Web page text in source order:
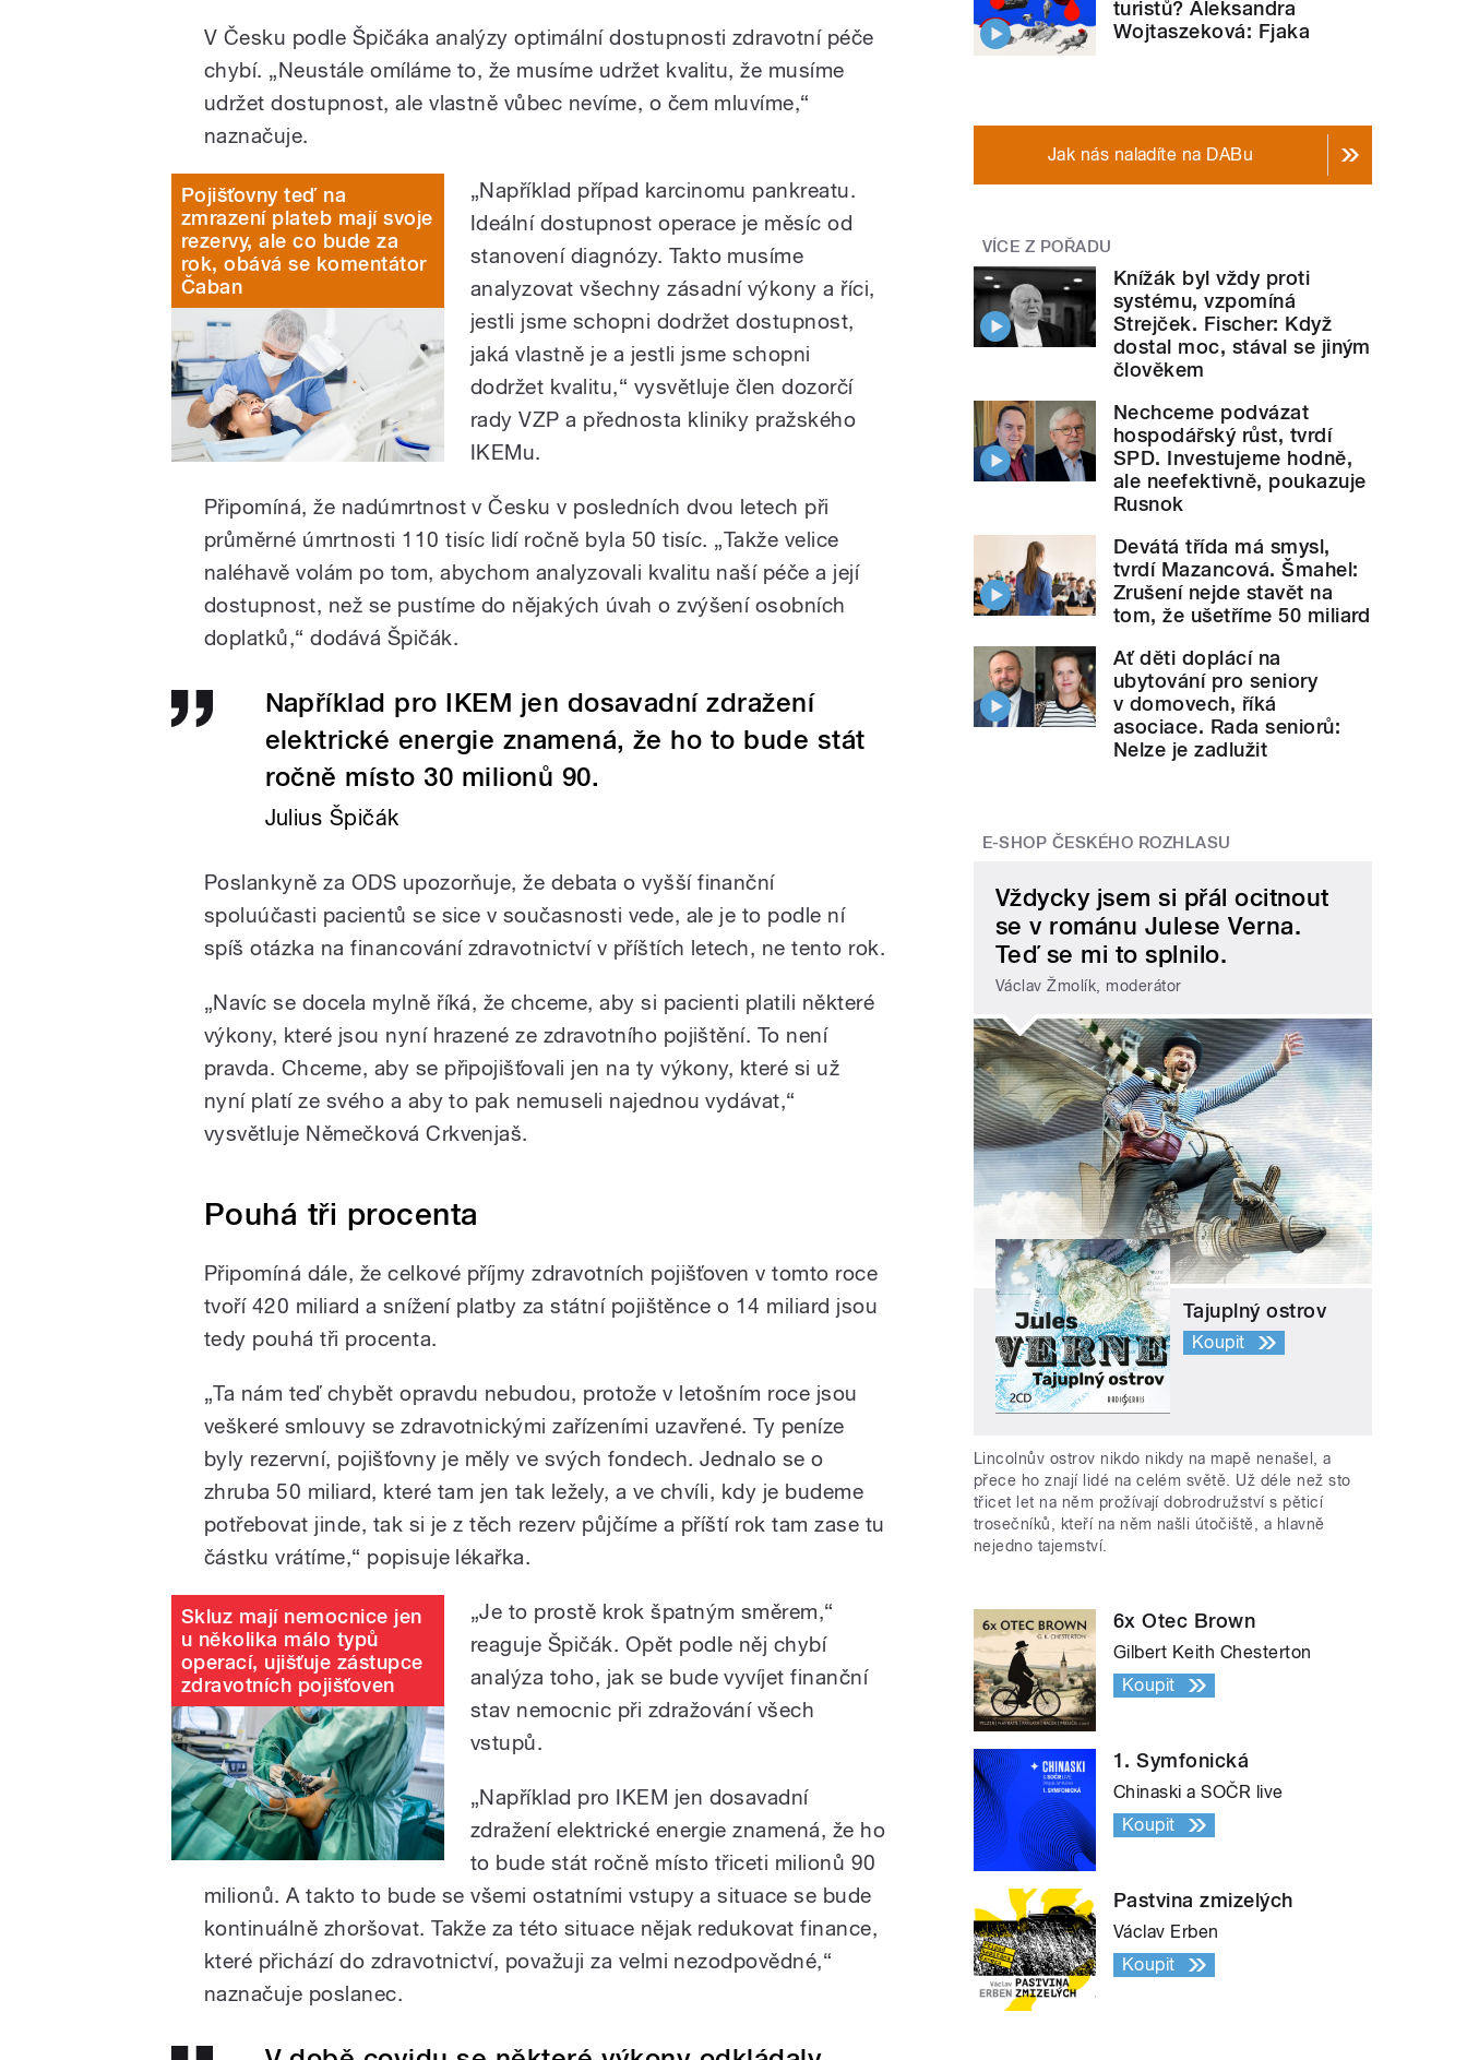
V Česku podle Špičáka analýzy optimální dostupnosti zdravotní péče
chybí. „Neustále omíláme to, že musíme udržet kvalitu, že musíme
udržet dostupnost, ale vlastně vůbec nevíme, o čem mluvíme,“
naznačuje.
Pojišťovny teď na
zmrazení plateb mají svoje
rezervy, ale co bude za
rok, obává se komentátor
Čaban
„Například případ karcinomu pankreatu.
Ideální dostupnost operace je měsíc od
stanovení diagnózy. Takto musíme
analyzovat všechny zásadní výkony a říci,
jestli jsme schopni dodržet dostupnost,
jaká vlastně je a jestli jsme schopni
dodržet kvalitu,“ vysvětluje člen dozorčí
rady VZP a přednosta kliniky pražského
IKEMu.
Připomíná, že nadúmrtnost v Česku v posledních dvou letech při
průměrné úmrtnosti 110 tisíc lidí ročně byla 50 tisíc. „Takže velice
naléhavě volám po tom, abychom analyzovali kvalitu naší péče a její
dostupnost, než se pustíme do nějakých úvah o zvýšení osobních
doplatků,“ dodává Špičák.
Například pro IKEM jen dosavadní zdražení
elektrické energie znamená, že ho to bude stát
ročně místo 30 milionů 90.
Julius Špičák
Poslankyně za ODS upozorňuje, že debata o vyšší finanční
spoluúčasti pacientů se sice v současnosti vede, ale je to podle ní
spíš otázka na financování zdravotnictví v příštích letech, ne tento rok.
„Navíc se docela mylně říká, že chceme, aby si pacienti platili některé
výkony, které jsou nyní hrazené ze zdravotního pojištění. To není
pravda. Chceme, aby se připojišťovali jen na ty výkony, které si už
nyní platí ze svého a aby to pak nemuseli najednou vydávat,“
vysvětluje Němečková Crkvenjaš.
Pouhá tři procenta
Připomíná dále, že celkové příjmy zdravotních pojišťoven v tomto roce
tvoří 420 miliard a snížení platby za státní pojištěnce o 14 miliard jsou
tedy pouhá tři procenta.
„Ta nám teď chybět opravdu nebudou, protože v letošním roce jsou
veškeré smlouvy se zdravotnickými zařízeními uzavřené. Ty peníze
byly rezervní, pojišťovny je měly ve svých fondech. Jednalo se o
zhruba 50 miliard, které tam jen tak ležely, a ve chvíli, kdy je budeme
potřebovat jinde, tak si je z těch rezerv půjčíme a příští rok tam zase tu
částku vrátíme,“ popisuje lékařka.
Skluz mají nemocnice jen
u několika málo typů
operací, ujišťuje zástupce
zdravotních pojišťoven
„Je to prostě krok špatným směrem,“
reaguje Špičák. Opět podle něj chybí
analýza toho, jak se bude vyvíjet finanční
stav nemocnic při zdražování všech
vstupů.
„Například pro IKEM jen dosavadní
zdražení elektrické energie znamená, že ho
to bude stát ročně místo třiceti milionů 90
milionů. A takto to bude se všemi ostatními vstupy a situace se bude
kontinuálně zhoršovat. Takže za této situace nějak redukovat finance,
které přichází do zdravotnictví, považuji za velmi nezodpovědné,“
naznačuje poslanec.
turistů? Aleksandra
Wojtaszeková: Fjaka
Jak nás naladíte na DABu
VÍCE Z POŘADU
Knížák byl vždy proti
systému, vzpomíná
Strejček. Fischer: Když
dostal moc, stával se jiným
člověkem
Nechceme podvázat
hospodářský růst, tvrdí
SPD. Investujeme hodně,
ale neefektivně, poukazuje
Rusnok
Devátá třída má smysl,
tvrdí Mazancová. Šmahel:
Zrušení nejde stavět na
tom, že ušetříme 50 miliard
Ať děti doplácí na
ubytování pro seniory
v domovech, říká
asociace. Rada seniorů:
Nelze je zadlužit
E-SHOP ČESKÉHO ROZHLASU
Vždycky jsem si přál ocitnout
se v románu Julese Verna.
Teď se mi to splnilo.
Václav Žmolík, moderátor
Tajuplný ostrov
Koupit
Lincolnův ostrov nikdo nikdy na mapě nenašel, a
přece ho znají lidé na celém světě. Už déle než sto
třicet let na něm prožívají dobrodružství s pěticí
trosečníků, kteří na něm našli útočiště, a hlavně
nejedno tajemství.
6x Otec Brown
Gilbert Keith Chesterton
Koupit
1. Symfonická
Chinaski a SOČR live
Koupit
Pastvina zmizelých
Václav Erben
Koupit